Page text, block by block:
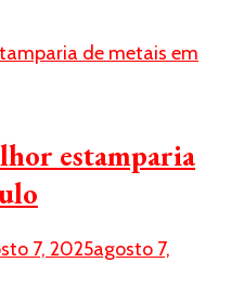
estamparia
7, 2025agosto 7,